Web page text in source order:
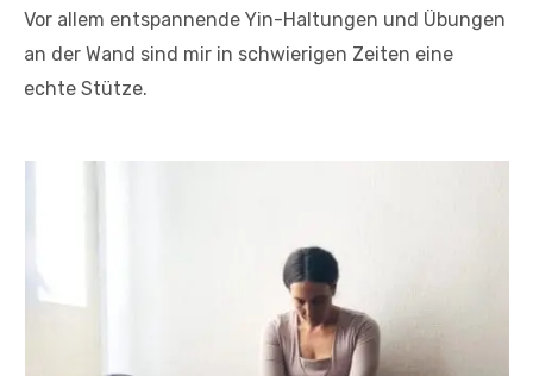
Vor allem entspannende Yin-Haltungen und Übungen
an der Wand sind mir in schwierigen Zeiten eine
echte Stütze.